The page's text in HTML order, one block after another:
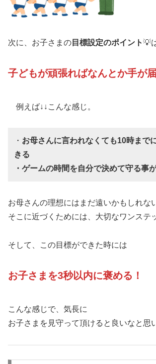
次に、お子さまの 目標設定のポイント💡
子どもが頑張ればなんとか手が
例えば↓↓こんな感じ。
・ お母さんに言われなくても10時まで
きる
・ゲームの時間を自分で決めて守る事
お母さんの理想にはまだ遠いかもしれな
そこに近づくためには、大切なワンステ
そして、この目標ができた時には
お子さまを3秒以内に褒める！
こんな感じで、気長に
お子さまを見守って頂けると良いなと思